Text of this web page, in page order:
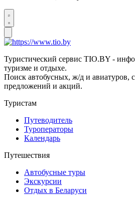
Туристический сервис TIO.BY -
туризме и отдыхе.
Поиск автобусных, ж/д и авиатуров,
предложений и акций.
Туристам
Путеводитель
Туроператоры
Календарь
Путешествия
Автобусные туры
Экскурсии
Отдых в Беларуси